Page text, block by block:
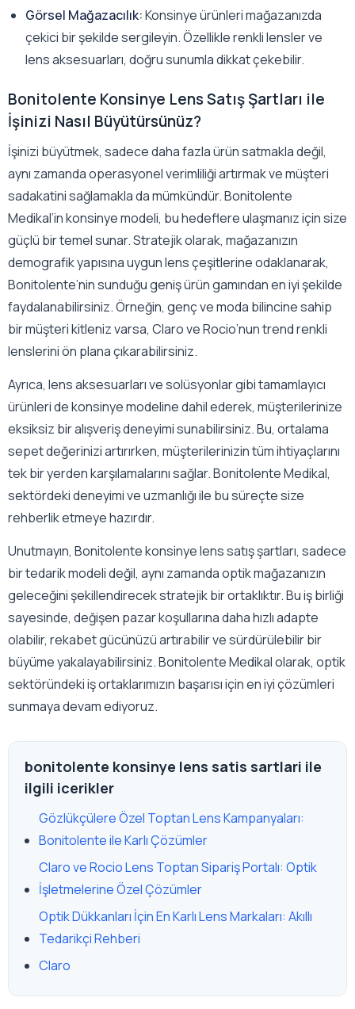
Görsel Mağazacılık:Konsinye ürünleri mağazanızda
çekici bir şekilde sergileyin. Özellikle renkli lensler ve
lens aksesuarları, doğru sunumla dikkat çekebilir.
Bonitolente Konsinye Lens Satış Şartları ile
İşinizi Nasıl Büyütürsünüz?
İşinizi büyütmek, sadece daha fazla ürün satmakla değil,
aynı zamanda operasyonel verimliliği artırmak ve müşteri
sadakatini sağlamakla da mümkündür. Bonitolente
Medikal’in konsinye modeli, bu hedeflere ulaşmanız için size
güçlü bir temel sunar. Stratejik olarak, mağazanızın
demografik yapısına uygun lens çeşitlerine odaklanarak,
Bonitolente’nin sunduğu geniş ürün gamından en iyi şekilde
faydalanabilirsiniz. Örneğin, genç ve moda bilincine sahip
bir müşteri kitleniz varsa, Claro ve Rocio’nun trend renkli
lenslerini ön plana çıkarabilirsiniz.
Ayrıca, lens aksesuarları ve solüsyonlar gibi tamamlayıcı
ürünleri de konsinye modeline dahil ederek, müşterilerinize
eksiksiz bir alışveriş deneyimi sunabilirsiniz. Bu, ortalama
sepet değerinizi artırırken, müşterilerinizin tüm ihtiyaçlarını
tek bir yerden karşılamalarını sağlar. Bonitolente Medikal,
sektördeki deneyimi ve uzmanlığı ile bu süreçte size
rehberlik etmeye hazırdır.
Unutmayın, Bonitolente konsinye lens satış şartları, sadece
bir tedarik modeli değil, aynı zamanda optik mağazanızın
geleceğini şekillendirecek stratejik bir ortaklıktır. Bu iş birliği
sayesinde, değişen pazar koşullarına daha hızlı adapte
olabilir, rekabet gücünüzü artırabilir ve sürdürülebilir bir
büyüme yakalayabilirsiniz. Bonitolente Medikal olarak, optik
sektöründeki iş ortaklarımızın başarısı için en iyi çözümleri
sunmaya devam ediyoruz.
bonitolente konsinye lens satis sartlari ile
ilgili icerikler
Gözlükçülere Özel Toptan Lens Kampanyaları:
Bonitolente ile Karlı Çözümler
Claro ve Rocio Lens Toptan Sipariş Portalı: Optik
İşletmelerine Özel Çözümler
Optik Dükkanları İçin En Karlı Lens Markaları: Akıllı
Tedarikçi Rehberi
Claro